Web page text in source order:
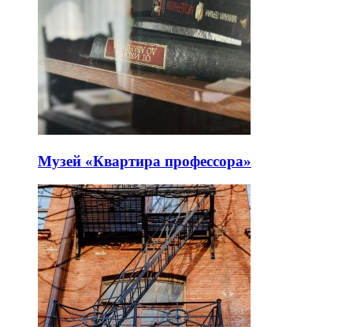
Музей «Квартира профессора»